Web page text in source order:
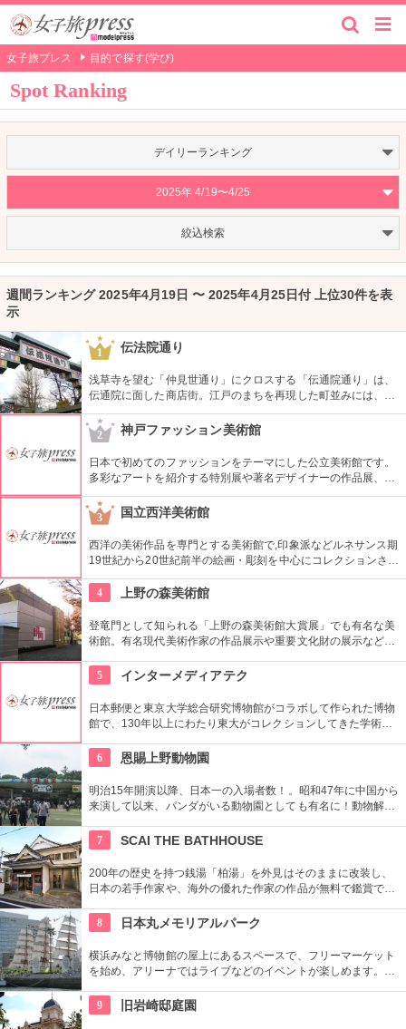
女子旅プレス 目的で探す(学び)
Spot Ranking
デイリーランキング
2025年 4/19〜4/25
絞込検索
週間ランキング 2025年4月19日 〜 2025年4月25日付 上位30件を表
示
1 伝法院通り
浅草寺を望む「仲見世通り」にクロスする「伝通院通り」は、
伝通院に面した商店街。江戸のまちを再現した町並みには、屋
根の上の鼠小僧や火の見櫓、軒瓦、などたくさんの見どころが
あります。多彩なお店が並んでいて、買い物や食事も楽しめま
す。
2 神戸ファッション美術館
日本で初めてのファッションをテーマにした公立美術館です。
多彩なアートを紹介する特別展や著名デザイナーの作品展、ラ
イブラリーなど見どころ充実。日ごろからファッションが好き
な方、ファッション業界の方、ファッションを学ぶ方、必見で
す。
3 国立西洋美術館
西洋の美術作品を専門とする美術館で,印象派などルネサンス期
19世紀から20世紀前半の絵画・彫刻を中心にコレクションされ
ている。なかでも西洋のオールド・マスター（18世紀以前の画
家）たちの作品を見ることができる美術館としは日本有数。ロ
が手掛け、建築・インテリア好きにもおすすめ。
4 上野の森美術館
登竜門として知られる「上野の森美術館大賞展」でも有名な美
術館。有名現代美術作家の作品展示や重要文化財の展示など、
休めるのもいかが？
5 インターメディアテク
日本郵便と東京大学総合研究博物館がコラボして作られた博物
館で、130年以上にわたり東大がコレクションしてきた学術コ
ている。
6 恩賜上野動物園
明治15年開演以降、日本一の入場者数！。昭和47年に中国から
来演して以来、パンダがいる動物園としても有名に！動物解説
7
SCAI THE BATHHOUSE
200年の歴史を持つ銭湯「柏湯」を外見はそのままに改装し、
日本の若手作家や、海外の優れた作家の作品が無料で鑑賞でき
8
日本丸メモリアルパーク
横浜みなと博物館の屋上にあるスペースで、フリーマーケット
を始め、アリーナではライブなどのイベントが楽しめます。も
財に指定されています。
9 旧岩崎邸庭園